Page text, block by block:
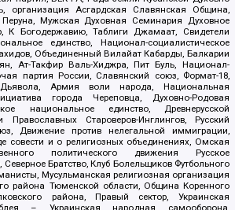
организация Асгардская Славянская Община,
Мужская Духовная Семинария Духовное
К Богодержавию, Таблиги Джамаат, Свидетели
единство, Национал-социалистическое
Объединенный Вилайат Кабарды, Балкарии
Ат-Такфир Валь-Хиджра, Пит Буль, Национал-
партия России, Славянский союз, Формат-18,
Армия воли народа, Национальная
города Череповца, Духовно-Родовая
национальное единство, Древнерусской
Православных Староверов-Инглингов, Русский
Движение против нелегальной иммиграции,
совести и о религиозных объединениях, Омская
политического движения Русское
Братство, Клуб Болельщиков Футбольного
Мусульманская религиозная организация
района Тюменской области, Община Коренного
района, Правый сектор, Украинская
– Украинская народная самооборона,